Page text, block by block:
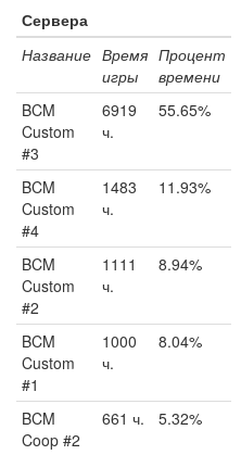
Сервера
Название Время
игры
Процент
времени
BCM
Custom
#3
6919
ч.
55.65%
BCM
Custom
#4
1483
ч.
11.93%
BCM
Custom
#2
1111
ч.
8.94%
BCM
Custom
#1
1000
ч.
8.04%
BCM
Coop #2
661 ч. 5.32%